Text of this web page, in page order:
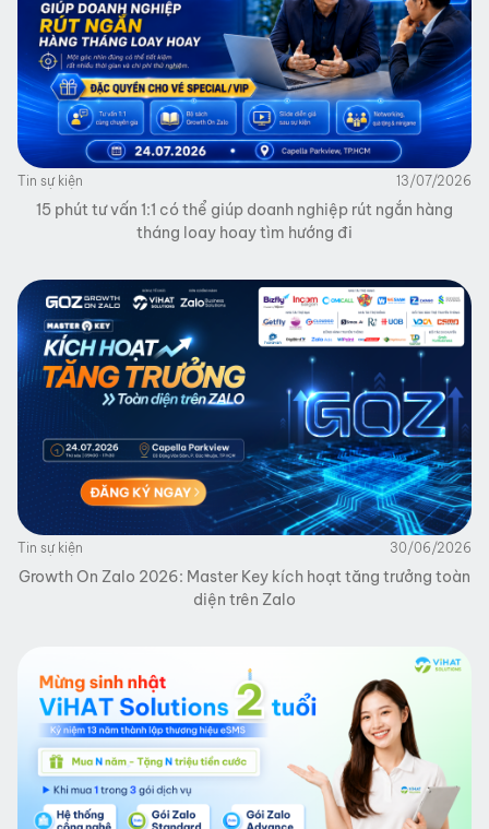
Tin sự kiện 13/07/2026
15 phút tư vấn 1:1 có thể giúp doanh nghiệp rút ngắn hàng
tháng loay hoay tìm hướng đi
Tin sự kiện 30/06/2026
Growth On Zalo 2026: Master Key kích hoạt tăng trưởng toàn
diện trên Zalo